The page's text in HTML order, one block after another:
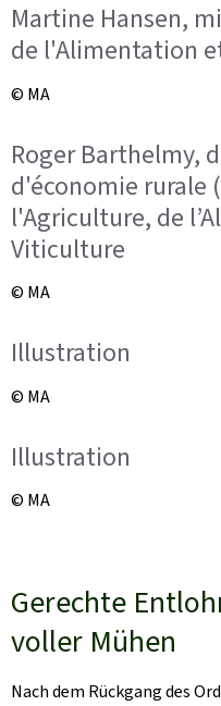
Martine Hansen,
de l'Alimentation
© MA
Roger Barthelmy,
d'économie rurale
l'Agriculture, de
Viticulture
© MA
Illustration
© MA
Illustration
© MA
Gerechte
voller Mühen
Nach dem Rückgang des